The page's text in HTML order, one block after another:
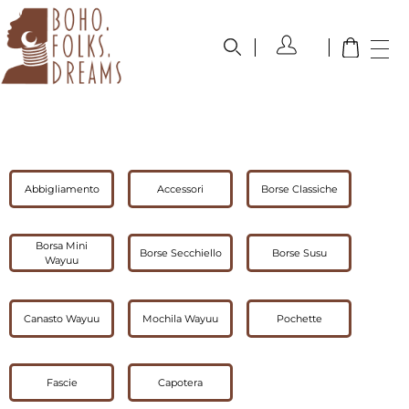
Abbigliamento Accessori Borse Classiche
Borsa Mini
Wayuu
Borse Secchiello Borse Susu
Canasto Wayuu Mochila Wayuu Pochette
Fascie Capotera